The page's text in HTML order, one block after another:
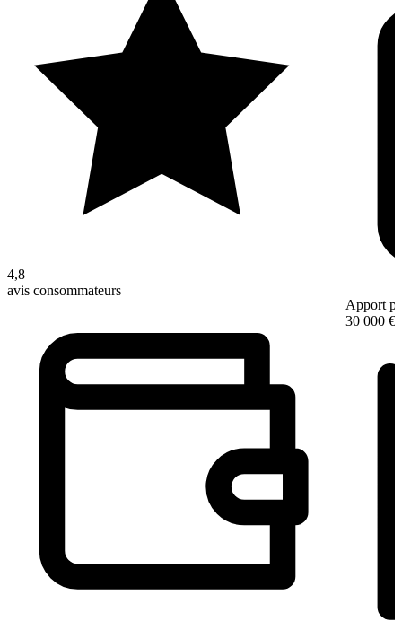
4,8
avis consommateurs
Apport
30 000 €